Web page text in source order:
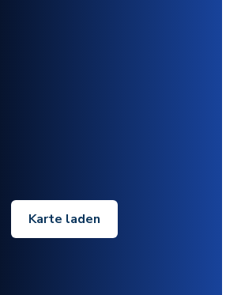
Karte laden